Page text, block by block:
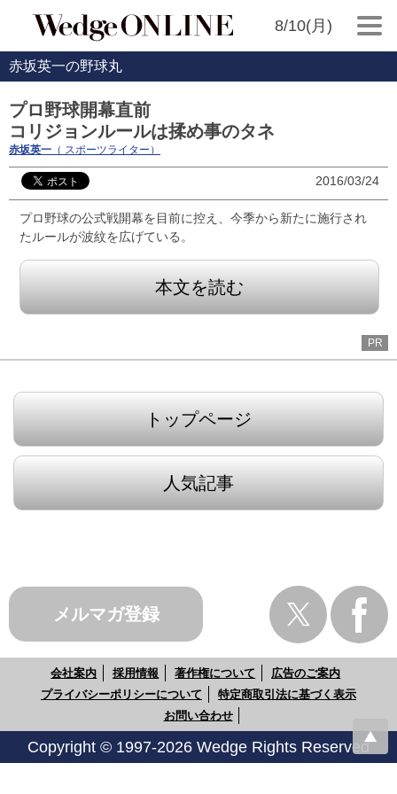
8/10(月)
赤坂英一の野球丸
プロ野球開幕直前
コリジョンルールは揉め事のタネ
赤坂英一 （ スポーツライター）
2016/03/24
プロ野球の公式戦開幕を目前に控え、今季から新たに施行され
たルールが波紋を広げている。
本文を読む
PR
トップページ
人気記事
メルマガ登録
会社案内 採用情報 著作権について
広告のご案内
プライバシーポリシーについて
特定商取引法に基づく表示
お問い合わせ
Copyright © 1997-2026 Wedge Rights Reserved